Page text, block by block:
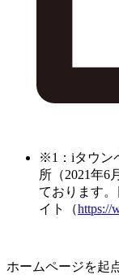
※1：iタウン
所（2021年6
ております
イト（https://
ホームページを起